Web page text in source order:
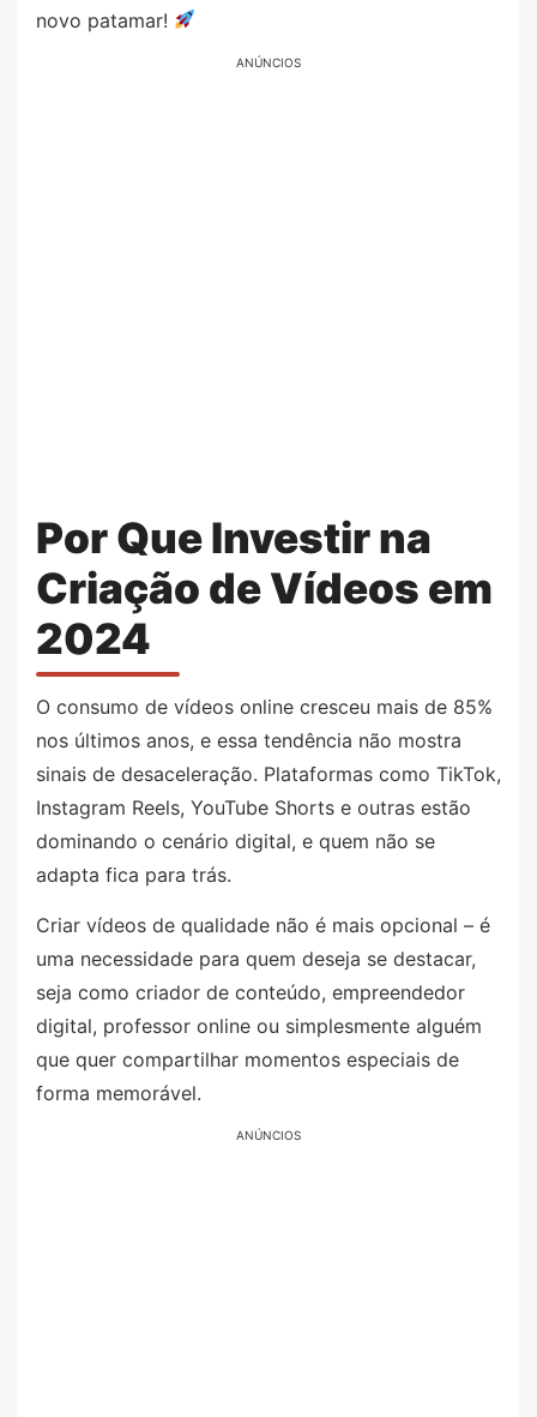
novo patamar!
ANÚNCIOS
Por Que Investir na
Criação de Vídeos em
2024
O consumo de vídeos online cresceu mais de 85%
nos últimos anos, e essa tendência não mostra
sinais de desaceleração. Plataformas como TikTok,
Instagram Reels, YouTube Shorts e outras estão
dominando o cenário digital, e quem não se
adapta fica para trás.
Criar vídeos de qualidade não é mais opcional – é
uma necessidade para quem deseja se destacar,
seja como criador de conteúdo, empreendedor
digital, professor online ou simplesmente alguém
que quer compartilhar momentos especiais de
forma memorável.
ANÚNCIOS